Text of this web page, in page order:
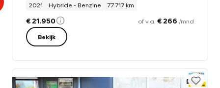
2021
Hybride - Benzine 77.717 km
€ 21.950 of v.a. € 266 /mnd
Bekijk